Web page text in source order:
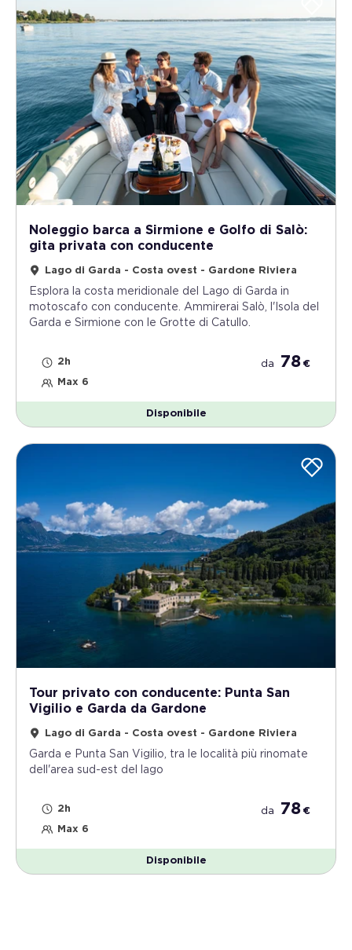
Noleggio barca a Sirmione e Golfo di Salò:
gita privata con conducente
Lago di Garda - Costa ovest - Gardone Riviera
Esplora la costa meridionale del Lago di Garda in
motoscafo con conducente. Ammirerai Salò, l'Isola del
Garda e Sirmione con le Grotte di Catullo.
2h
Max 6
da 78 €
Disponibile
Tour privato con conducente: Punta San
Vigilio e Garda da Gardone
Lago di Garda - Costa ovest - Gardone Riviera
Garda e Punta San Vigilio, tra le località più rinomate
dell'area sud-est del lago
2h
Max 6
da 78 €
Disponibile